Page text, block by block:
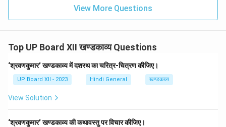
View More Questions
Top UP Board XII खण्डकाव्य Questions
‘श्रवणकुमार’ खण्डकाव्य में दशरथ का चरित्र-चित्रण कीजिए।
UP Board XII - 2023 Hindi General खण्डकाव्य
View Solution
‘श्रवणकुमार’ खण्डकाव्य की कथावस्तु पर विचार कीजिए।